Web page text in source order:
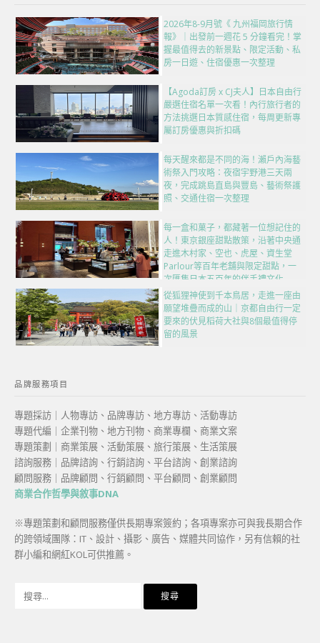
2026年8-9月號《 九州福岡旅行情
報》｜出發前一週花 5 分鐘看完！掌
握最值得去的新景點、限定活動、私
房一日遊、住宿優惠一次整理
【Agoda訂房 x CJ夫人】日本自由行
嚴選住宿名單一次看！內行旅行者的
方法挑選日本質感住宿，每周更新專
屬訂房優惠與折扣碼
每天醒來都是不同的海！瀨戶內海藝
術祭入門攻略：夜宿宇野港三天兩
夜，完成跳島直島與豐島、藝術祭護
照、交通住宿一次整理
每一盒和菓子，都藏著一位想記住的
人！東京銀座甜點散策，沿著中央通
走進木村家、空也、虎屋、資生堂
Parlour等百年老舖與限定甜點，一
次匯集日本五百年的伴手禮文化
從狐狸神使到千本鳥居，走進一座由
願望堆疊而成的山｜京都自由行一定
要來的伏見稻荷大社與8個最值得停
留的風景
品牌服務項目
專題採訪｜人物專訪、品牌專訪、地方專訪、活動專訪
專題代編｜企業刊物、地方刊物、商業專欄、商業文案
專題策劃｜商業策展、活動策展、旅行策展、生活策展
諮詢服務｜品牌諮詢、行銷諮詢、平台諮詢、創業諮詢
顧問服務｜品牌顧問、行銷顧問、平台顧問、創業顧問
商業合作哲學與敘事DNA
※專題策劃和顧問服務僅供長期專案簽約；各項專案亦可與我長期合作
的跨領域團隊：IT、設計、攝影、廣告、媒體共同協作，另有信賴的社
群小編和網紅KOL可供推薦。